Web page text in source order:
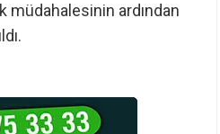
müdahalesinin ardından